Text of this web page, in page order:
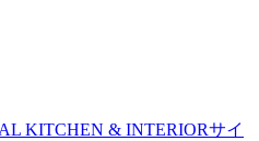
KITCHEN & INTERIORサイ